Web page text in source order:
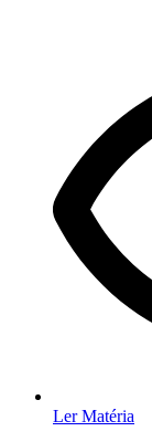
Ler Matéria